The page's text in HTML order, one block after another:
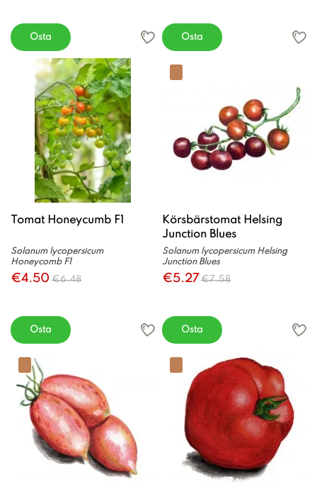
Osta Osta
Tomat Honeycumb F1
Solanum lycopersicum
Honeycomb F1
€4.50 €6.48
Osta
Körsbärstomat Helsing
Junction Blues
Solanum lycopersicum Helsing
Junction Blues
€5.27 €7.58
Osta